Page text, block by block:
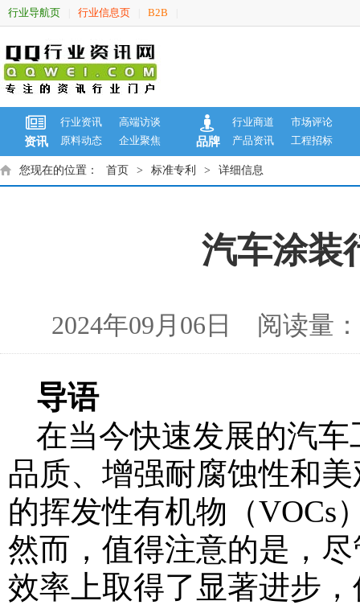
行业导航页 行业信息页 B2B
资讯
行业资讯
高端访谈
原料动态
企业聚焦 品牌
行业商道
市场评论
产品资讯
工程招标
您现在的位置： 首页 > 标准专利 > 详细信息
汽车涂装
2024年09月06日 阅读
导语
在当今快速发展的汽
品质、增强耐腐蚀性和
的挥发性有机物（VOCs
然而，值得注意的是，
效率上取得了显著进步